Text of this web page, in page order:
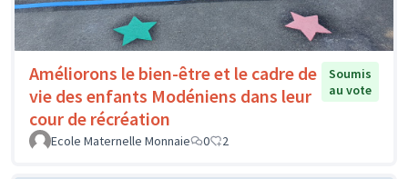
Améliorons le bien-être et le cadre de
vie des enfants Modéniens dans leur
cour de récréation
Soumis
au vote
Ecole Maternelle Monnaie 0 2